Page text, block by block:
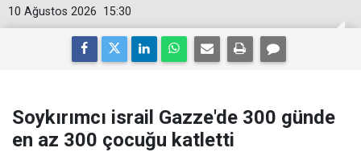
15:30
10 Ağustos 2026
Soykırımcı israil Gazze'de 300 günde
en az 300 çocuğu katletti